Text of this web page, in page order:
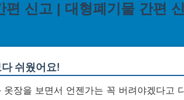
편 신고 | 대형폐기물 간편
쉬웠어요!
장을 보면서 언젠가는 꼭 버려야겠다고